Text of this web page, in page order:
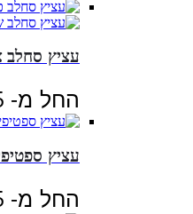
עציץ סחלב
החל מ-
עציץ
החל מ-